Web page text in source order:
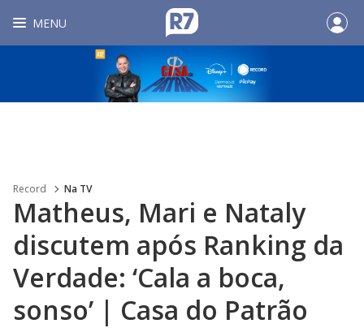
MENU
Record Na TV
Matheus, Mari e Nataly
discutem após Ranking da
Verdade: ‘Cala a boca,
sonso’ | Casa do Patrão